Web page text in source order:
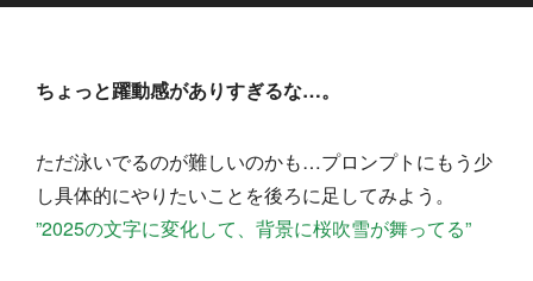
ちょっと躍動感がありすぎるな…。
ただ泳いでるのが難しいのかも…プロンプトにもう少
し具体的にやりたいことを後ろに足してみよう。
”2025の文字に変化して、背景に桜吹雪が舞ってる”